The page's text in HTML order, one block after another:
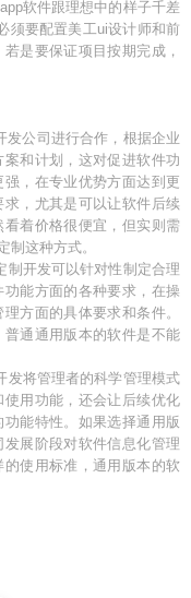
软件跟理想中的样子千差
须要配置美工ui设计师和前
是要保证项目按期完成，
发公司进行合作，根据企业
和计划，这对促进软件功
，在专业优势方面达到更
，尤其是可以让软件后续
着价格很便宜，但实则需
制这种方式。
制开发可以针对性制定合理
能方面的各种要求，在操
方面的具体要求和条件。
通通用版本的软件是不能
发将管理者的科学管理模式
用功能，还会让后续优化
能特性。如果选择通用版
展阶段对软件信息化管理
使用标准，通用版本的软